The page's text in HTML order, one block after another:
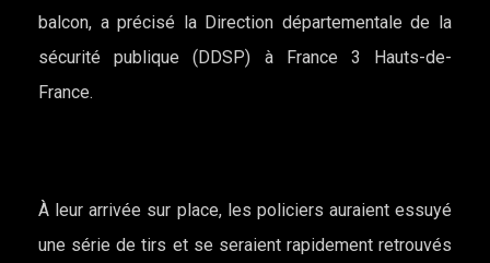
balcon, a précisé la Direction départementale de la
sécurité publique (DDSP) à France 3 Hauts-de-
France.
À leur arrivée sur place, les policiers auraient essuyé
une série de tirs et se seraient rapidement retrouvés